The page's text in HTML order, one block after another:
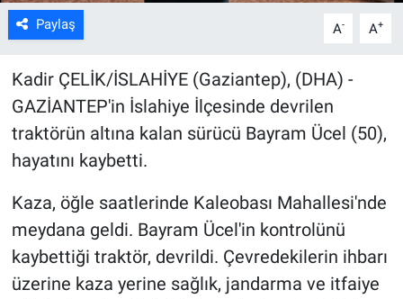
Paylaş A- A+
Kadir ÇELİK/İSLAHİYE (Gaziantep), (DHA) -
GAZİANTEP'in İslahiye İlçesinde devrilen
traktörün altına kalan sürücü Bayram Ücel (50),
hayatını kaybetti.
Kaza, öğle saatlerinde Kaleobası Mahallesi'nde
meydana geldi. Bayram Ücel'in kontrolünü
kaybettiği traktör, devrildi. Çevredekilerin ihbarı
üzerine kaza yerine sağlık, jandarma ve itfaiye
Genel